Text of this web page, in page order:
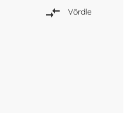
Võrdle